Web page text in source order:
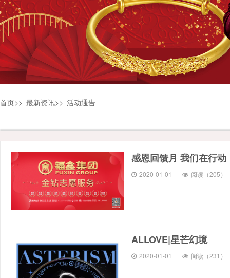
首页>> 最新资讯>> 活动通告
感恩回馈月 我们在行动
2020-01-01 阅读（205）
ALLOVE|星芒幻境
2020-01-01 阅读（231）